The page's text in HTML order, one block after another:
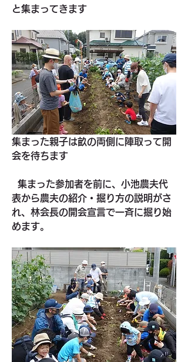
と集まってきます
集まった親子は畝の両側に陣取って開
会を待ちます
集まった参加者を前に、小池農夫代
表から農夫の紹介・掘り方の説明がさ
れ、林会長の開会宣言で一斉に掘り始
めます。